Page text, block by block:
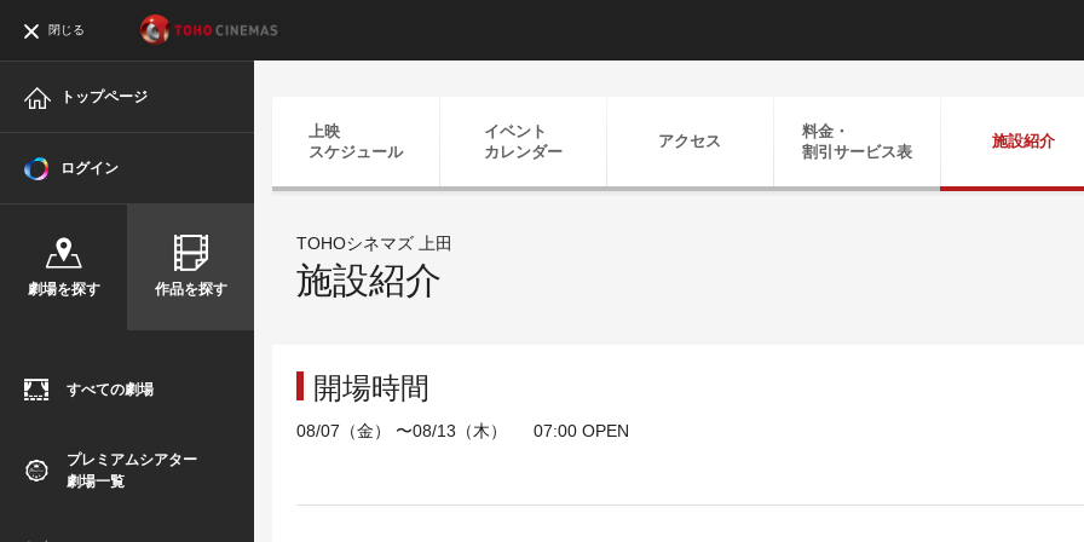
閉じる
トップページ
ログイン
劇場を探す 作品を探す
すべての劇場
プレミアムシアター
劇場一覧
上映
スケジュール
イベント
カレンダー
アクセス
料金・
割引 サービス表
施設紹介
TOHOシネマズ 上田
施設紹介
開場時間
08/07（金） 〜08/13（木） 07:00 OPEN